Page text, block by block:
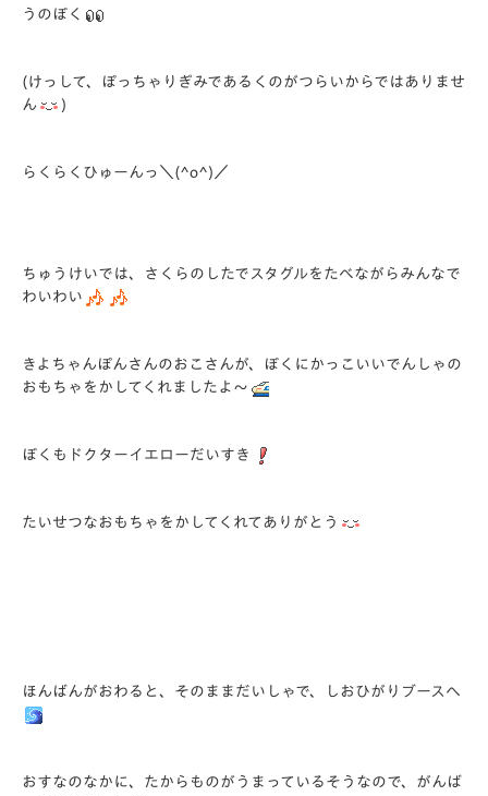
うのぼく
(けっして、ぽっちゃりぎみであるくのがつらいからではありませ
ん
)
らくらくひゅーんっ＼(^o^)／
ちゅうけいでは、さくらのしたでスタグルをたべながらみんなで
わいわい
きよちゃんぽんさんのおこさんが、ぼくにかっこいいでんしゃの
おもちゃをかしてくれましたよ～
ぼくもドクターイエローだいすき
たいせつなおもちゃをかしてくれてありがとう
ほんばんがおわると、そのままだいしゃで、しおひがりブースへ
おすなのなかに、たからものがうまっているそうなので、がんば